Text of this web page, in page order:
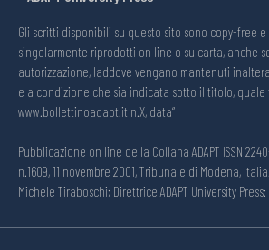
Gli scritti disponibili su questo sito sono copy-free e
singolarmente riprodotti on line o su carta, anche
autorizzazione, laddove vengano mantenuti
e a condizione che sia indicata sotto il titolo, quale
www.bollettinoadapt.it n.X, data“
Pubblicazione on line della Collana ADAPT ISSN
n.1609, 11 novembre 2001, Tribunale di Modena,
Michele Tiraboschi; Direttrice ADAPT University